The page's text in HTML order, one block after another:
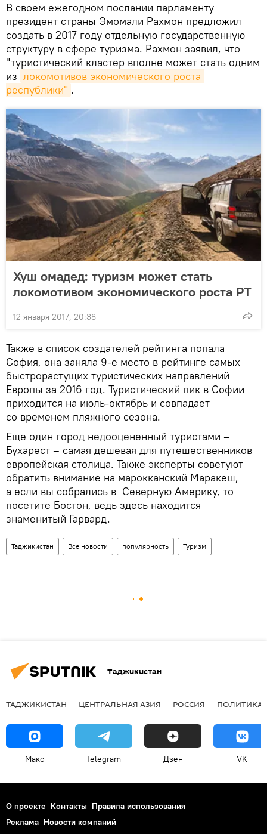
В своем ежегодном послании парламенту
президент страны Эмомали Рахмон предложил
создать в 2017 году отдельную государственную
структуру в сфере туризма. Рахмон заявил, что
"туристический кластер вполне может стать одним
из локомотивов экономического роста
республики" .
Хуш омадед: туризм может стать
локомотивом экономического роста РТ
12 января 2017, 20:38
Также в список создателей рейтинга попала
София, она заняла 9-е место в рейтинге самых
быстрорастущих туристических направлений
Европы за 2016 год. Туристический пик в Софии
приходится на июль-октябрь и совпадает
со временем пляжного сезона.
Еще один город недооцененный туристами –
Бухарест – самая дешевая для путешественников
европейская столица. Также эксперты советуют
обратить внимание на марокканский Маракеш,
а если вы собрались в Северную Америку, то
посетите Бостон, ведь здесь находится
знаменитый Гарвард.
Таджикистан Все новости популярность Туризм
Таджикистан
ТАДЖИКИСТАН ЦЕНТРАЛЬНАЯ АЗИЯ РОССИЯ ПОЛИТИКА
Макс Telegram Дзен VK
О проекте Контакты Правила использования
Реклама Новости компаний